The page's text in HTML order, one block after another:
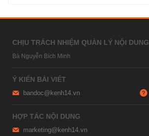
CHỊU TRÁCH NHIỆM QUẢN LÝ NỘI DUNG
Bà Nguyễn Bích Minh
Ý KIẾN BÀI VIẾT
bandoc@kenh14.vn
HỢP TÁC NỘI DUNG
marketing@kenh14.vn